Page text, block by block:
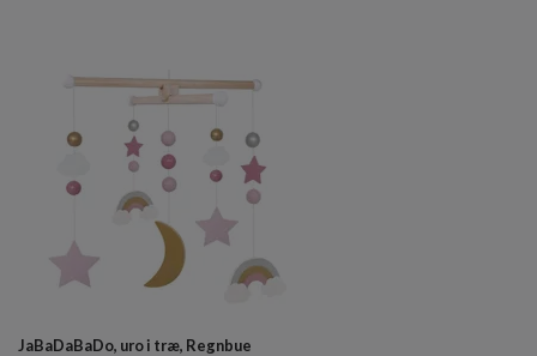
JaBaDaBaDo, uro i træ, Regnbue